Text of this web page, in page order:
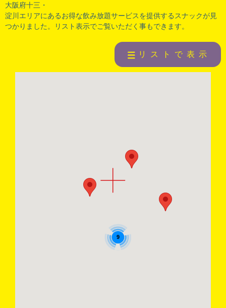
大阪府十三・
淀川エリアにあるお得な飲み放題サービスを提供するスナックが見
つかりました。リスト表示でご覧いただく事もできます。
リストで表示
9